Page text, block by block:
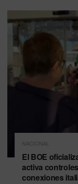
NACIONAL
El BOE
activa
conexiones